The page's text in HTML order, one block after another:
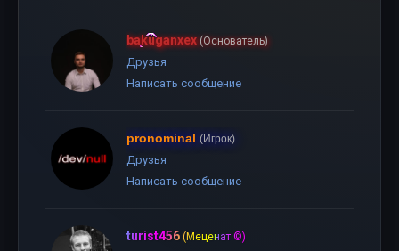
bakuganxex(Основатель)
Друзья
Написать сообщение
pronominal (Игрок)
Друзья
Написать сообщение
turist456 (Меценат ©)